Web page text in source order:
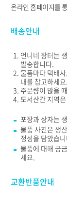
온라인 홈페이지를
배송안내
언니네 장터는
발송합니다.
물품마다 택배
내를 참고하세요.
주문량이 많을
도서산간 지역
포장과 상자는
물품 사진은 생
정성을 담았습
물품에 대해 궁
세요.
교환반품안내